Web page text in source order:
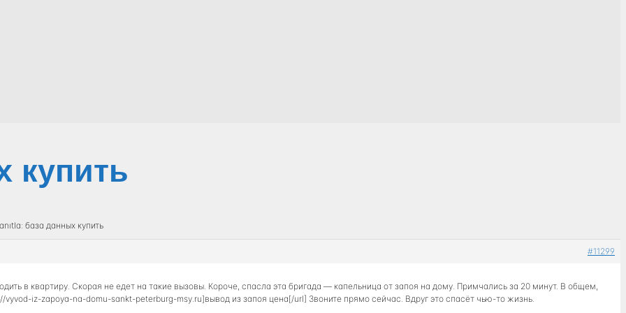
купить
база данных купить
#11299
в квартиру. Скорая не едет на такие вызовы. Короче, спасла эта бригада — капельница от запоя на дому. Примчались за 20 минут. В общем,
iz-zapoya-na-domu-sankt-peterburg-msy.ru]вывод из запоя цена[/url] Звоните прямо сейчас. Вдруг это спасёт чью-то жизнь.